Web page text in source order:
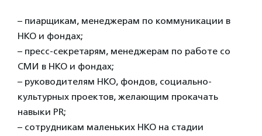
– пиарщикам, менеджерам по коммуникации в
НКО и фондах;
– пресс-секретарям, менеджерам по работе со
СМИ в НКО и фондах;
– руководителям НКО, фондов, социально-
культурных проектов, желающим прокачать
навыки PR;
– сотрудникам маленьких НКО на стадии